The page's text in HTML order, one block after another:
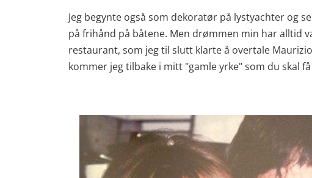
Jeg begynte også som dekoratør på lystyachter og
på frihånd på båtene. Men drømmen min har alltid
restaurant, som jeg til slutt klarte å overtale
kommer jeg tilbake i mitt "gamle yrke" som du skal